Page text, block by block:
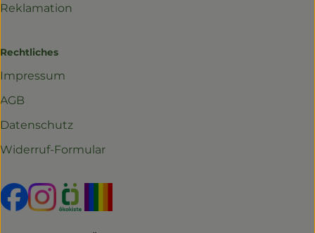
Reklamation
Rechtliches
Impressum
AGB
Datenschutz
Widerruf-Formular
Externer Link zu https://www.facebook.com/
Externer Link zu https://